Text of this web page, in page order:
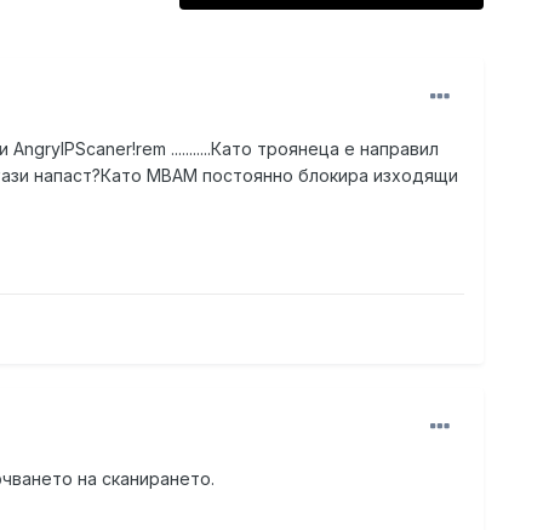
...........Като троянеца е направил
напаст?Като MBAM постоянно блокира изходящи
на сканирането.